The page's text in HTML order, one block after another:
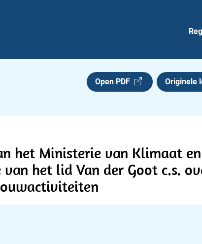
Open PDF Originele
het Ministerie van Klimaat en
het lid Van der Goot c.s.